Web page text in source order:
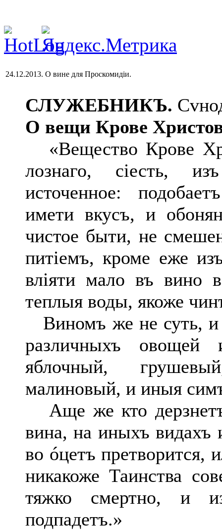
24.12.2013. О вине для Проскомидіи.
СЛУЖЕБНИКЪ.
О вещи Крове
«Вещество Крове
лознаго, сіесть,
источенное:
имети вкусъ, и
чистое быти, не
питіемъ, кроме еже
вліяти мало въ вино
теплыя воды, якоже
Виномъ же не суть, и
различныхъ овощей
яблочный,
малиновый, и иныя
Аще же кто дерзнетъ
вина, на иныхъ видахъ
во óцетъ претворится,
никакоже Таинства
тяжко смертно, и
подпадетъ.»